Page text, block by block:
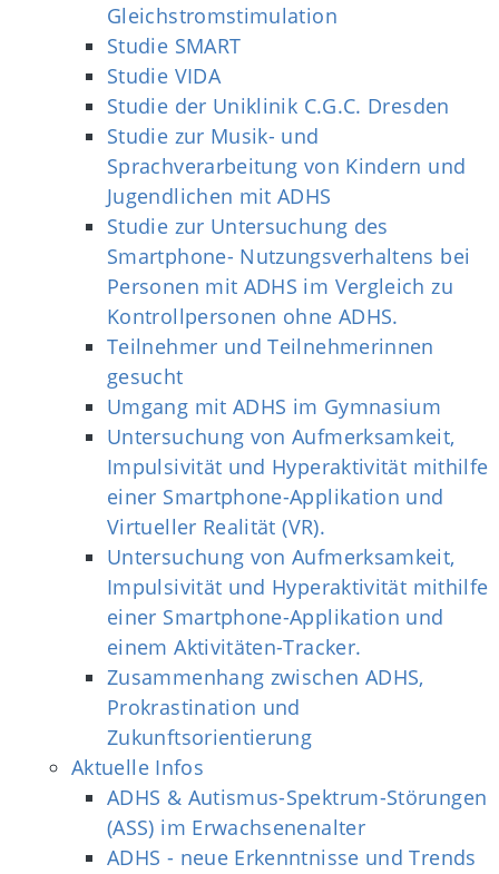
Gleichstromstimulation
Studie SMART
Studie VIDA
Studie der Uniklinik C.G.C. Dresden
Studie zur Musik- und
Sprachverarbeitung von Kindern und
Jugendlichen mit ADHS
Studie zur Untersuchung des
Smartphone- Nutzungsverhaltens bei
Personen mit ADHS im Vergleich zu
Kontrollpersonen ohne ADHS.
Teilnehmer und Teilnehmerinnen
gesucht
Umgang mit ADHS im Gymnasium
Untersuchung von Aufmerksamkeit,
Impulsivität und Hyperaktivität mithilfe
einer Smartphone-Applikation und
Virtueller Realität (VR).
Untersuchung von Aufmerksamkeit,
Impulsivität und Hyperaktivität mithilfe
einer Smartphone-Applikation und
einem Aktivitäten-Tracker.
Zusammenhang zwischen ADHS,
Prokrastination und
Zukunftsorientierung
Aktuelle Infos
ADHS & Autismus-Spektrum-Störungen
(ASS) im Erwachsenenalter
ADHS - neue Erkenntnisse und Trends